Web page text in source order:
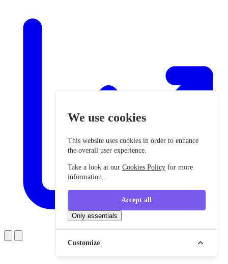
We use cookies
This website uses cookies in order to enhance
the overall user experience.
Take a look at ourCookies Policy for more
information.
Accept all
Only essentials
Customize